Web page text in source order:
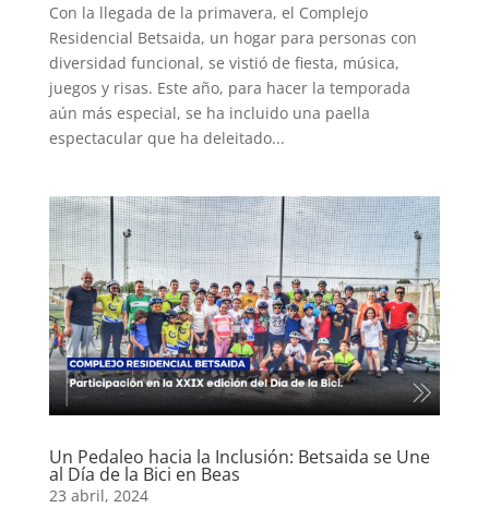
Con la llegada de la primavera, el Complejo
Residencial Betsaida, un hogar para personas con
diversidad funcional, se vistió de fiesta, música,
juegos y risas. Este año, para hacer la temporada
aún más especial, se ha incluido una paella
espectacular que ha deleitado...
Un Pedaleo hacia la Inclusión: Betsaida se Une
al Día de la Bici en Beas
23 abril, 2024